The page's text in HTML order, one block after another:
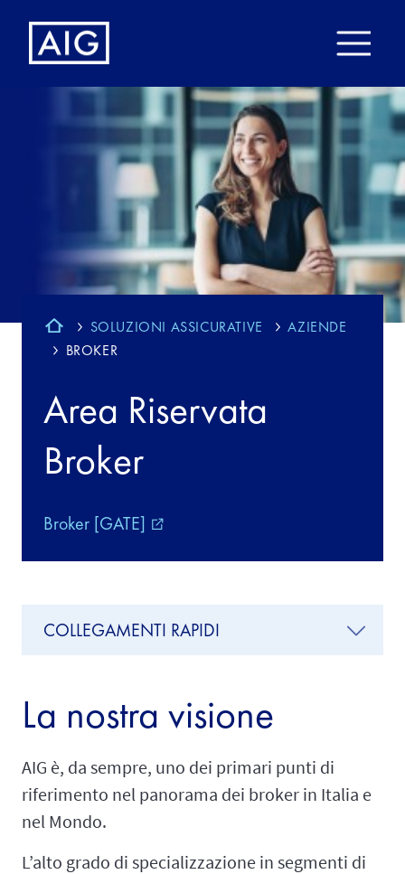
SOLUZIONI ASSICURATIVE
AZIENDE
BROKER
Area Riservata
Broker
Broker [GATE] external_link
La nostra visione
AIG è, da sempre, uno dei primari punti di
riferimento nel panorama dei broker in Italia e
nel Mondo.
L’alto grado di specializzazione in segmenti di
COLLEGAMENTI RAPIDI